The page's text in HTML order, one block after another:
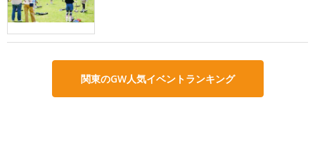
関東のGW人気イベントランキング